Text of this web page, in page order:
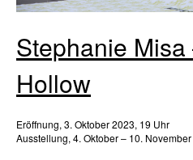
Stephanie
Hollow
Eröffnung, 3. Oktober 2023, 19 Uhr
Ausstellung, 4. Oktober – 10.